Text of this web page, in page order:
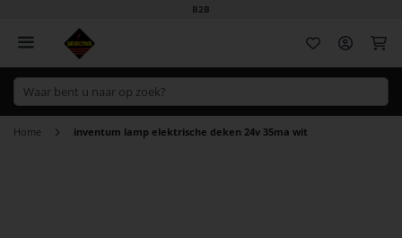
B2B
Home inventum lamp elektrische deken 24v 35ma wit